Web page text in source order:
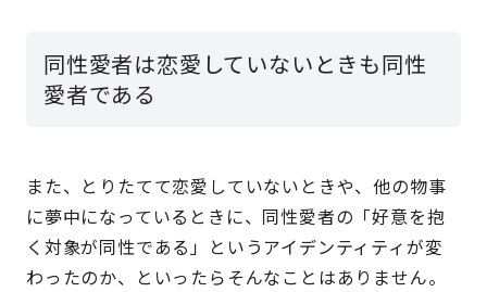
同性愛者は恋愛していないときも同性
愛者である
また、とりたてて恋愛していないときや、他の物事
に夢中になっているときに、同性愛者の「好意を抱
く対象が同性である」というアイデンティティが変
わったのか、といったらそんなことはありません。